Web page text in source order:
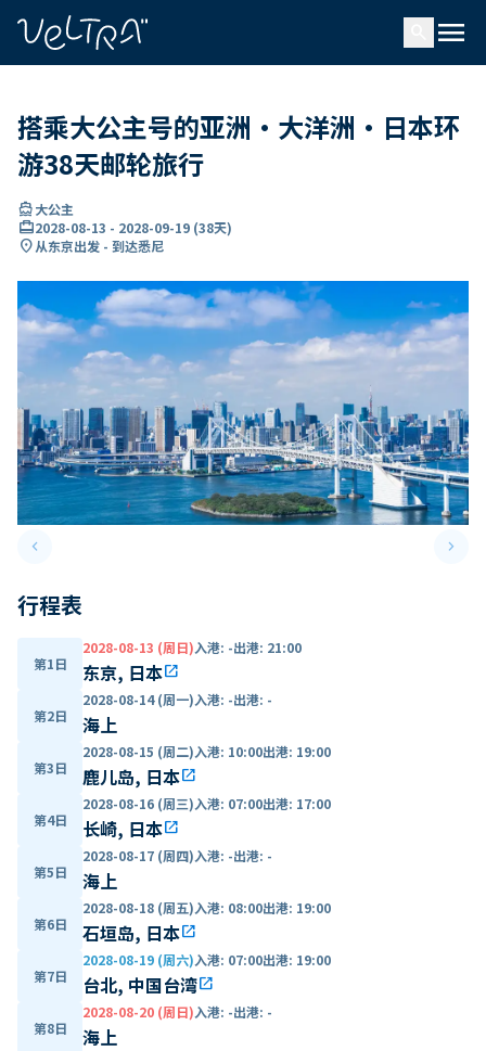
menu
搭乘大公主号的亚洲・大洋洲・日本环
游38天邮轮旅行
directions_boat大公主
card_travel2028-08-13 - 2028-09-19 (38天)
location_on从东京出发 - 到达悉尼
keyboard_arrow_leftPrevious slide keyboard_arrow_right
行程表
第1日
2028-08-13 (周日)入港: -出港: 21:00
东京, 日本open_in_new
第2日
2028-08-14 (周一)入港: -出港: -
海上
第3日
2028-08-15 (周二)入港: 10:00出港: 19:00
鹿儿岛, 日本open_in_new
第4日
2028-08-16 (周三)入港: 07:00出港: 17:00
长崎, 日本open_in_new
第5日
2028-08-17 (周四)入港: -出港: -
海上
第6日
2028-08-18 (周五)入港: 08:00出港: 19:00
石垣岛, 日本open_in_new
第7日
2028-08-19 (周六)入港: 07:00出港: 19:00
台北, 中国台湾open_in_new
第8日
2028-08-20 (周日)入港: -出港: -
海上